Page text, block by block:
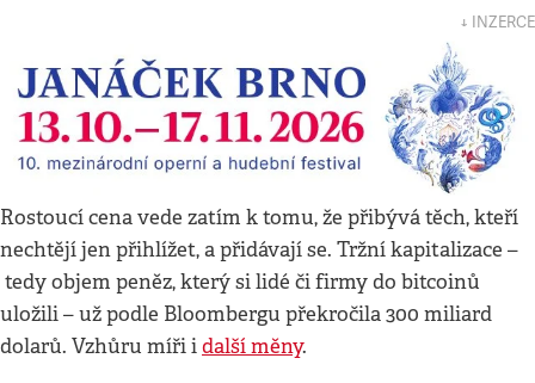
↓ INZERCE
Rostoucí cena vede zatím k tomu, že přibývá těch, kteří
nechtějí jen přihlížet, a přidávají se. Tržní kapitalizace –
tedy objem peněz, který si lidé či firmy do bitcoinů
uložili – už podle Bloombergu překročila 300 miliard
dolarů. Vzhůru míři idalší měny.